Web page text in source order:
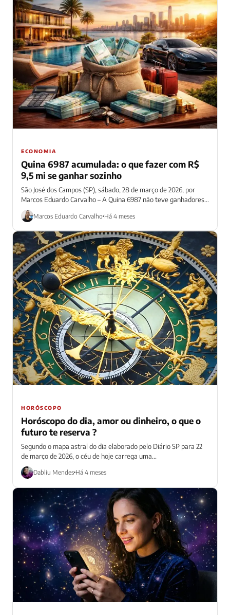
ECONOMIA
Quina 6987 acumulada: o que fazer com R$
9,5 mi se ganhar sozinho
São José dos Campos (SP), sábado, 28 de março de 2026, por
Marcos Eduardo Carvalho – A Quina 6987 não teve ganhadores...
Marcos Eduardo Carvalho Há 4 meses
HORÓSCOPO
Horóscopo do dia, amor ou dinheiro, o que o
futuro te reserva ?
Segundo o mapa astral do dia elaborado pelo Diário SP para 22
de março de 2026, o céu de hoje carrega uma...
Dabliu Mendes Há 4 meses